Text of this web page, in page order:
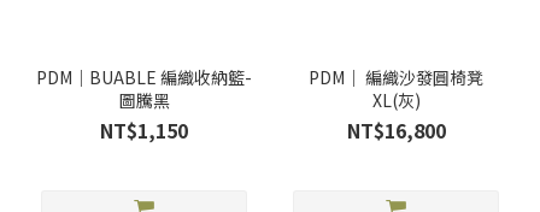
PDM｜BUABLE 編織收納籃-
圖騰黑
NT$1,150
PDM｜ 編織沙發圓椅凳
XL(灰)
NT$16,800